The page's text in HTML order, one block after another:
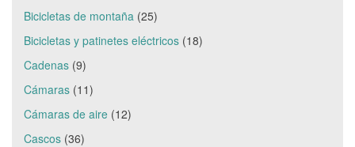
Bicicletas de montaña (25)
Bicicletas y patinetes eléctricos (18)
Cadenas (9)
Cámaras (11)
Cámaras de aire (12)
Cascos (36)